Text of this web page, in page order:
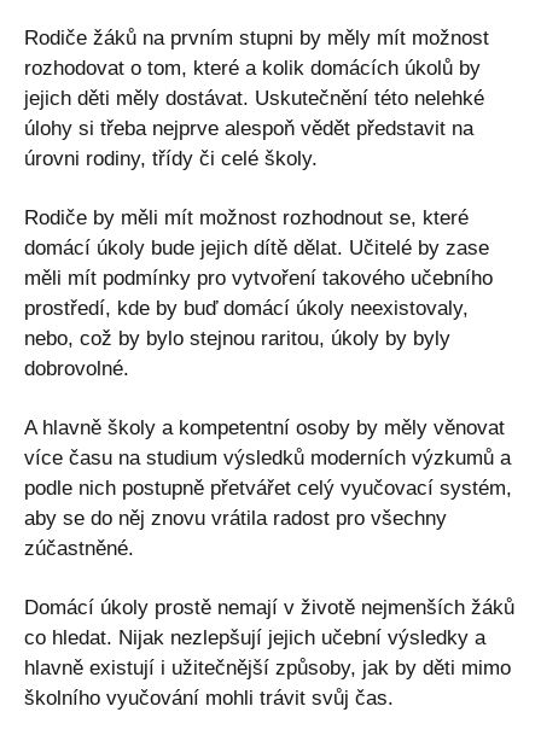
Rodiče žáků na prvním stupni by měly mít možnost
rozhodovat o tom, které a kolik domácích úkolů by
jejich děti měly dostávat. Uskutečnění této nelehké
úlohy si třeba nejprve alespoň vědět představit na
úrovni rodiny, třídy či celé školy.
Rodiče by měli mít možnost rozhodnout se, které
domácí úkoly bude jejich dítě dělat. Učitelé by zase
měli mít podmínky pro vytvoření takového učebního
prostředí, kde by buď domácí úkoly neexistovaly,
nebo, což by bylo stejnou raritou, úkoly by byly
dobrovolné.
A hlavně školy a kompetentní osoby by měly věnovat
více času na studium výsledků moderních výzkumů a
podle nich postupně přetvářet celý vyučovací systém,
aby se do něj znovu vrátila radost pro všechny
zúčastněné.
Domácí úkoly prostě nemají v životě nejmenších žáků
co hledat. Nijak nezlepšují jejich učební výsledky a
hlavně existují i ​​užitečnější způsoby, jak by děti mimo
školního vyučování mohli trávit svůj čas.